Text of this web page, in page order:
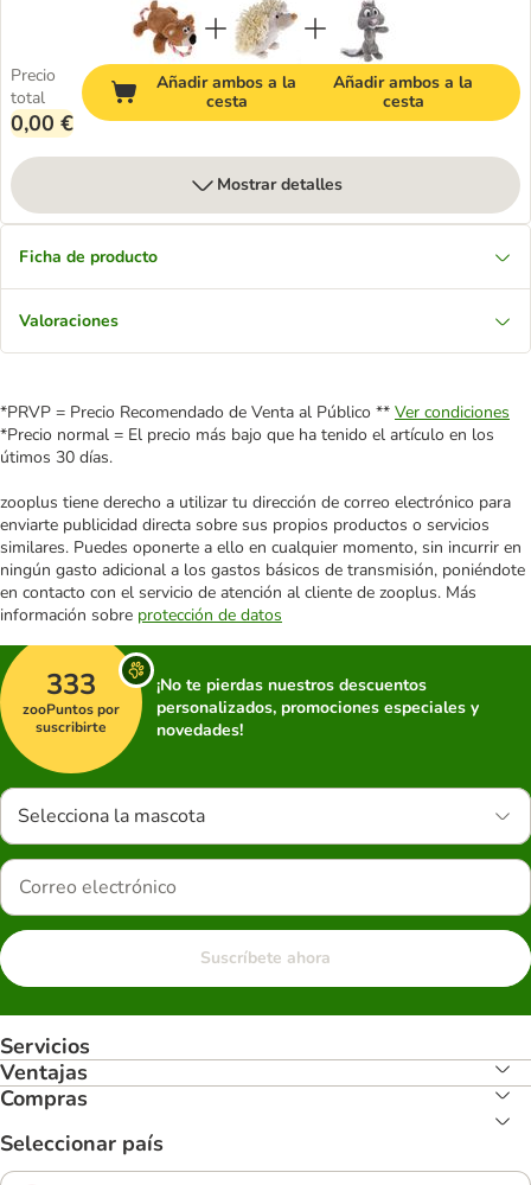
Precio
total
0,00 €
Añadir ambos a la
cesta
Añadir ambos a la
cesta
Mostrar detalles
Ficha de producto
Valoraciones
*PRVP = Precio Recomendado de Venta al Público ** Ver condiciones
*Precio normal = El precio más bajo que ha tenido el artículo en los
útimos 30 días.
zooplus tiene derecho a utilizar tu dirección de correo electrónico para
enviarte publicidad directa sobre sus propios productos o servicios
similares. Puedes oponerte a ello en cualquier momento, sin incurrir en
ningún gasto adicional a los gastos básicos de transmisión, poniéndote
en contacto con el servicio de atención al cliente de zooplus. Más
información sobre protección de datos
333
zooPuntos por
suscribirte
¡No te pierdas nuestros descuentos
personalizados, promociones especiales y
novedades!
Selecciona la mascota
Suscríbete ahora
Servicios
Ventajas
Compras
Seleccionar país